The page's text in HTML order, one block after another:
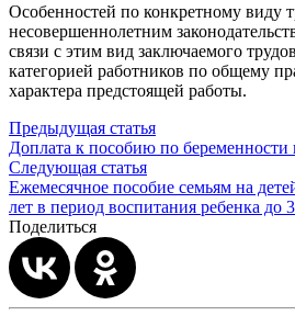
Особенностей по конкретному виду
несовершеннолетним
связи с этим вид заключаемого
категорией работников по общему
характера предстоящей работы.
Предыдущая статья
Доплата к пособию по беременности
Следующая статья
Ежемесячное пособие семьям на
лет в период воспитания ребенка до
Поделиться